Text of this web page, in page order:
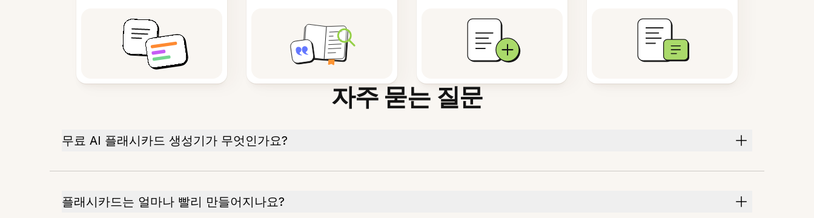
자주 묻는 질문
무료 AI 플래시카드 생성기가 무엇인가요?
플래시카드는 얼마나 빨리 만들어지나요?